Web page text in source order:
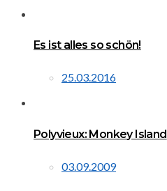
Es ist alles so schön!
25.03.2016
Polyvieux: Monkey Island
03.09.2009